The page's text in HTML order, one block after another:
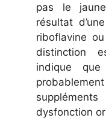
pas le
résultat
riboflavine
distinction
indique
dysfonction